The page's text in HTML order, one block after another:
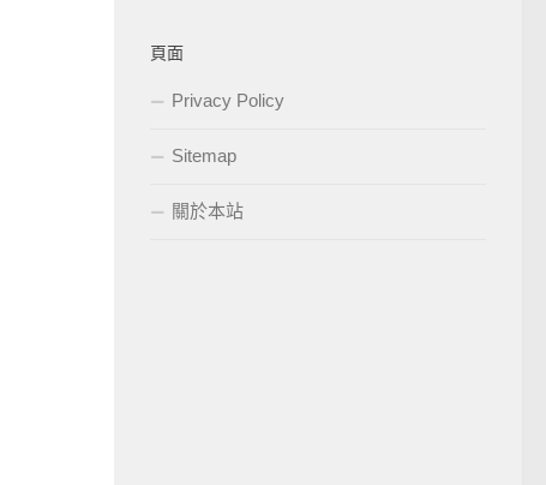
頁面
Privacy Policy
Sitemap
關於本站